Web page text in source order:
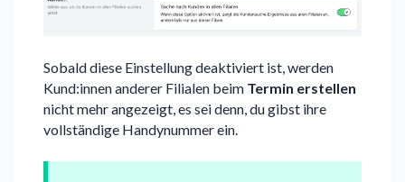
Sobald diese Einstellung deaktiviert ist, werden
Kund:innen anderer Filialen beim Termin erstellen
nicht mehr angezeigt, es sei denn, du gibst ihre
vollständige Handynummer ein.